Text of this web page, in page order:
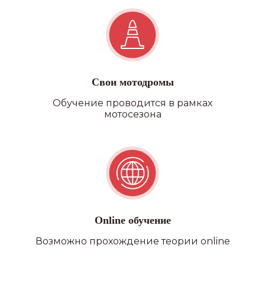
Свои мотодромы
Обучение проводится в рамках
мотосезона
Online обучение
Возможно прохождение теории online